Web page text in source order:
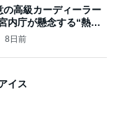
高級カーディーラー
内庁が懸念する“熱心
8日前
イス